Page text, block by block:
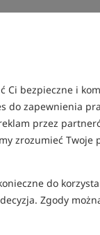
Ci bezpieczne i
do zapewnienia
przez
zrozumieć Twoje
do
Zgody
Pawlik
organizatorem.